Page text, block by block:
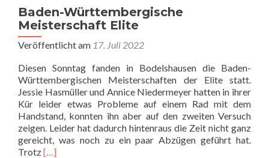
Baden-Württembergische
Meisterschaft Elite
Veröffentlicht am 17. Juli 2022
Diesen Sonntag fanden in Bodelshausen die Baden-
Württembergischen Meisterschaften der Elite statt.
Jessie Hasmüller und Annice Niedermeyer hatten in ihrer
Kür leider etwas Probleme auf einem Rad mit dem
Handstand, konnten ihn aber auf den zweiten Versuch
zeigen. Leider hat dadurch hintenraus die Zeit nicht ganz
gereicht, was noch zu ein paar Abzügen geführt hat.
TrotzRead
[…]